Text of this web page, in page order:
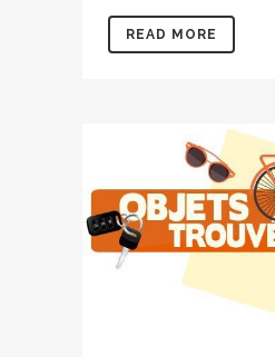
READ MORE